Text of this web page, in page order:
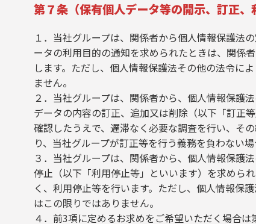
第７条（保有個人データ等の開示、訂正、
１．当社グループは、関係者から個人情報保護法
ータの利用目的の通知を求められたときは、関係
します。ただし、個人情報保護法その他の法令に
ません。
２．当社グループは、関係者から、個人情報保護
データの内容の訂正、追加又は削除（以下「訂正
確認したうえで、遅滞なく必要な調査を行い、そ
り、当社グループが訂正等を行う義務を負わない
３．当社グループは、関係者から、個人情報保護
停止（以下「利用停止等」といいます）を求めら
く、利用停止等を行います。ただし、個人情報保
はこの限りではありません。
４．前3項に定めるお求めをご希望いただく場合は